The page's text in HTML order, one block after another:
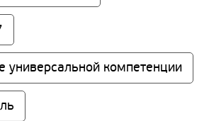
универсальной компетенции